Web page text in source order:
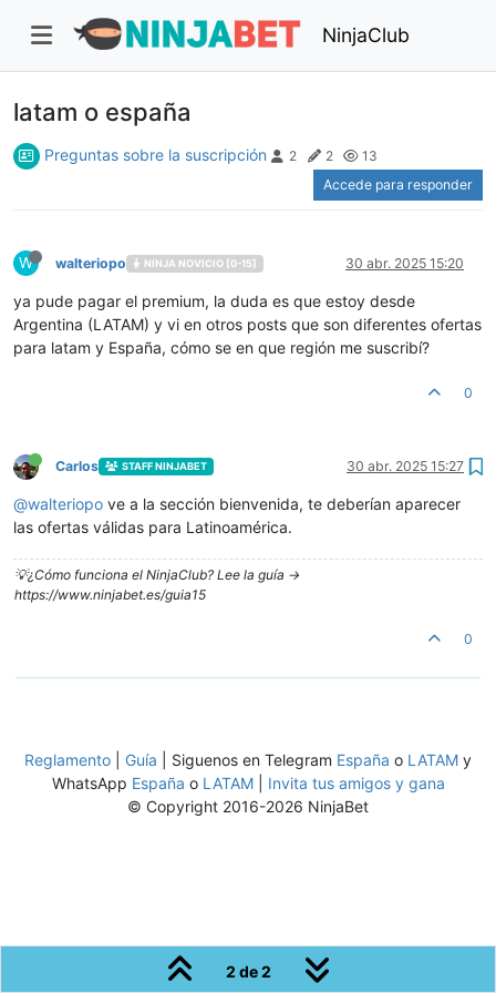
NinjaClub
latam o españa
Preguntas sobre la suscripción 2 2
13
Accede para responder
W walteriopo NINJA NOVICIO [0-15] 30 abr. 2025 15:20
ya pude pagar el premium, la duda es que estoy desde
Argentina (LATAM) y vi en otros posts que son diferentes ofertas
para latam y España, cómo se en que región me suscribí?
0
Carlos STAFF NINJABET 30 abr. 2025 15:27
@walteriopo ve a la sección bienvenida, te deberían aparecer
las ofertas válidas para Latinoamérica.
💡¿Cómo funciona el NinjaClub? Lee la guía ->
https://www.ninjabet.es/guia15
0
2 de 2
Reglamento Guía | Siguenos en Telegram España o LATAM y
WhatsApp España o LATAM| Invita tus amigos y gana
© Copyright 2016-2026 NinjaBet